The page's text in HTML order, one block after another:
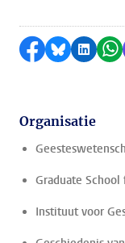
Delen op
Delen via
Delen
Organisatie
Graduate
Instituut voor